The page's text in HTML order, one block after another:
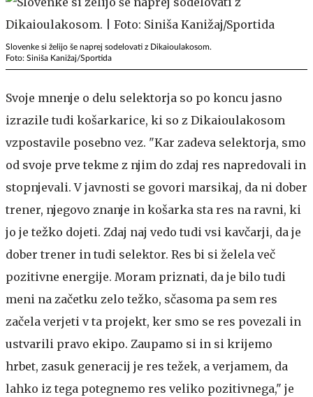
Slovenke si želijo še naprej sodelovati z Dikaioulakosom.
Foto: Siniša Kanižaj/Sportida
Svoje mnenje o delu selektorja so po koncu jasno
izrazile tudi košarkarice, ki so z Dikaioulakosom
vzpostavile posebno vez. "Kar zadeva selektorja, smo
od svoje prve tekme z njim do zdaj res napredovali in
stopnjevali. V javnosti se govori marsikaj, da ni dober
trener, njegovo znanje in košarka sta res na ravni, ki
jo je težko dojeti. Zdaj naj vedo tudi vsi kavčarji, da je
dober trener in tudi selektor. Res bi si želela več
pozitivne energije. Moram priznati, da je bilo tudi
meni na začetku zelo težko, sčasoma pa sem res
začela verjeti v ta projekt, ker smo se res povezali in
ustvarili pravo ekipo. Zaupamo si in si krijemo
hrbet, zasuk generacij je res težek, a verjamem, da
lahko iz tega potegnemo res veliko pozitivnega," je